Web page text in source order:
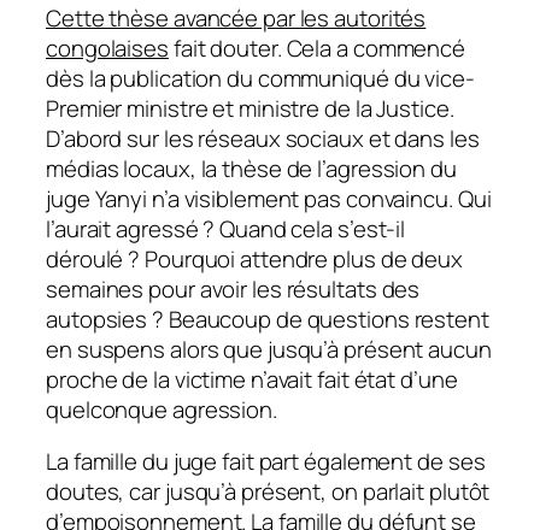
Cette thèse avancée par les autorités
congolaisesfait douter. Cela a commencé
dès la publication du communiqué du vice-
Premier ministre et ministre de la Justice.
D’abord sur les réseaux sociaux et dans les
médias locaux, la thèse de l’agression du
juge Yanyi n’a visiblement pas convaincu. Qui
l’aurait agressé ? Quand cela s’est-il
déroulé ? Pourquoi attendre plus de deux
semaines pour avoir les résultats des
autopsies ? Beaucoup de questions restent
en suspens alors que jusqu’à présent aucun
proche de la victime n’avait fait état d’une
quelconque agression.
La famille du juge fait part également de ses
doutes, car jusqu’à présent, on parlait plutôt
d’empoisonnement. La famille du défunt se